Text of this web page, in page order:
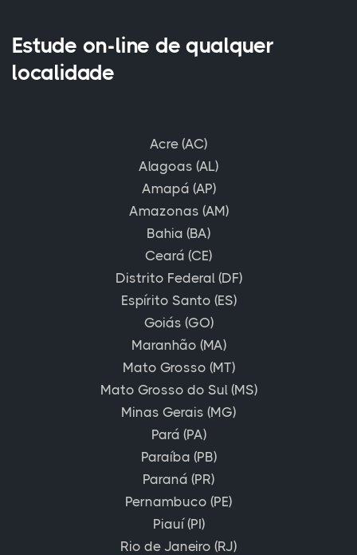
Estude on-line de qualquer
localidade
Acre (AC)
Alagoas (AL)
Amapá (AP)
Amazonas (AM)
Bahia (BA)
Ceará (CE)
Distrito Federal (DF)
Espírito Santo (ES)
Goiás (GO)
Maranhão (MA)
Mato Grosso (MT)
Mato Grosso do Sul (MS)
Minas Gerais (MG)
Pará (PA)
Paraíba (PB)
Paraná (PR)
Pernambuco (PE)
Piauí (PI)
Rio de Janeiro (RJ)